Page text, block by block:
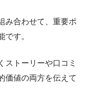
み合わせて、重要ポ
です。
ストーリーや口コミ
価値の両方を伝えて